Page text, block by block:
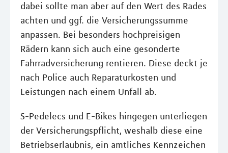
dabei sollte man aber auf den Wert des Rades
achten und ggf. die Versicherungssumme
anpassen. Bei besonders hochpreisigen
Rädern kann sich auch eine gesonderte
Fahrradversicherung rentieren. Diese deckt je
nach Police auch Reparaturkosten und
Leistungen nach einem Unfall ab.
S-Pedelecs und E-Bikes hingegen unterliegen
der Versicherungspflicht, weshalb diese eine
Betriebserlaubnis, ein amtliches Kennzeichen